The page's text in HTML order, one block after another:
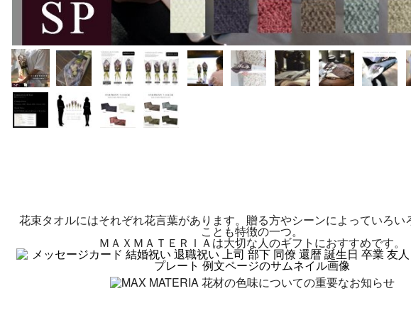
花束タオルにはそれぞれ花言葉があります。贈る方やシーンによっていろい
ことも特徴の一つ。
ＭＡＸＭＡＴＥＲＩＡは大切な人のギフトにおすすめです。